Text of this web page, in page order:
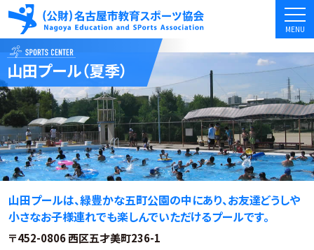
MENU
山田プール（夏季）
山田プールは、緑豊かな五町公園の中にあり、お友達どうしや
小さなお子様連れでも楽しんでいただけるプールです。
〒452-0806 西区五才美町236-1